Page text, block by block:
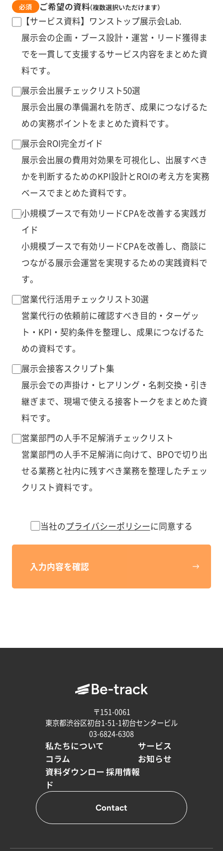
必須 ご希望の資料（複数選択いただけます）
【サービス資料】ワンストップ展示会Lab.
展示会の企画・ブース設計・運営・リード獲得ま
でを一貫して支援するサービス内容をまとめた資
料です。
展示会出展チェックリスト50選
展示会出展の準備漏れを防ぎ、成果につなげるた
めの実務ポイントをまとめた資料です。
展示会ROI完全ガイド
展示会出展の費用対効果を可視化し、出展すべき
かを判断するためのKPI設計とROIの考え方を実務
ベースでまとめた資料です。
小規模ブースで有効リードCPAを改善する実践ガ
イド
小規模ブースで有効リードCPAを改善し、商談に
つながる展示会運営を実現するための実践資料で
す。
営業代行活用チェックリスト30選
営業代行の依頼前に確認すべき目的・ターゲッ
ト・KPI・契約条件を整理し、成果につなげるた
めの資料です。
展示会接客スクリプト集
展示会での声掛け・ヒアリング・名刺交換・引き
継ぎまで、現場で使える接客トークをまとめた資
料です。
営業部門の人手不足解消チェックリスト
営業部門の人手不足解消に向けて、BPOで切り出
せる業務と社内に残すべき業務を整理したチェッ
クリスト資料です。
当社のプライバシーポリシーに同意する
〒151-0061
東京都渋谷区初台1-51-1初台センタービル
03-6824-6308
私たちについて
サービス
コラム
お知らせ
資料ダウンロー
ド
採用情報
Contact